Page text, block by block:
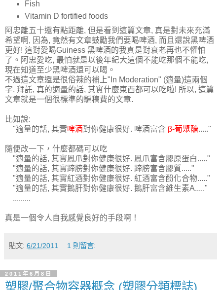
Fish
Vitamin D fortified foods
阿忠離五十還有點距離, 但是看到這篇文章, 真是對未來充滿
希望啊, 因為, 竟然有文章鼓勵我們要喝啤酒, 而且還說黑啤酒
更好! 這對愛喝Guiness 黑啤酒的我真是對衰老再也不懼怕
了。阿忠愛吃, 最怕就是以後年紀大這個不能吃那個不能吃,
現在知道至少黑啤酒還可以喝。
不過這文章還是很俗辣的補上"In Moderation" (適量)這兩個
字. 拜託, 真的適量的話, 其實什麼東西都可以吃啦! 所以, 這篇
文章就是一個很標準的騙稿費的文章.
比如說:
"適量的話, 其實啤酒對你健康很好. 啤酒富含 β-葡聚醣....."
隨便改一下，什麼都碼可以吃
"適量的話, 其實鳳爪對你健康很好. 鳳爪富含膠原蛋白....."
"適量的話, 其實蹄膀對你健康很好. 蹄膀富含膠質....."
"適量的話, 其實紅酒對你健康很好. 紅酒富含酚化合物....."
"適量的話, 其實鵝肝對你健康很好. 鵝肝富含維生素A....."
.........
真是一個令人自我感覺良好的手段啊！
貼文: 6/21/2011 1 則留言:
2011年6月8日
塑膠/聚合物容器概念 (塑膠分類標誌)